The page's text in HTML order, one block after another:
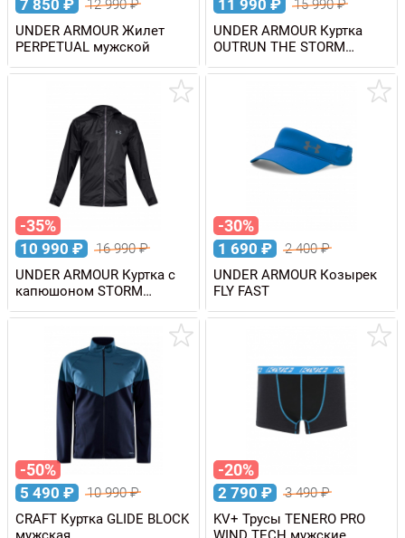
7 850 ₽ 12 990₽
UNDER ARMOUR Жилет
PERPETUAL мужской
11 990 ₽ 15 990₽
UNDER ARMOUR Куртка
OUTRUN THE STORM
JACKET мужская
-35%
10 990 ₽ 16 990₽
UNDER ARMOUR Куртка с
капюшоном STORM
FOREFRONT RAIN WP
10K/10K мужская
-30%
1 690 ₽ 2 400₽
UNDER ARMOUR Козырек
FLY FAST
-50%
5 490 ₽ 10 990₽
CRAFT Куртка GLIDE BLOCK
-20%
2 790 ₽ 3 490₽
KV+ Трусы TENERO PRO